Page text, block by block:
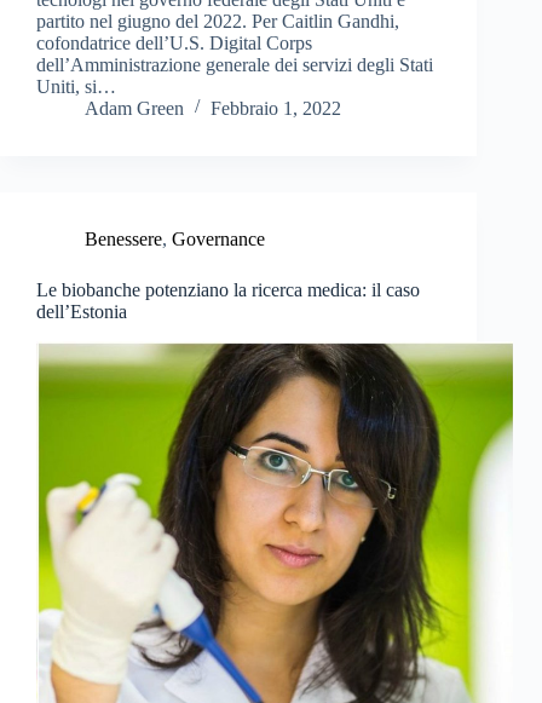
partito nel giugno del 2022. Per Caitlin Gandhi,
cofondatrice dell’U.S. Digital Corps
dell’Amministrazione generale dei servizi degli Stati
Uniti, si…
Adam Green
Febbraio 1, 2022
Benessere, Governance
Le biobanche potenziano la ricerca medica: il caso
dell’Estonia